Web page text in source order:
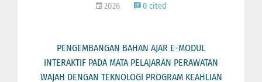
2026
0 cited
PENGEMBANGAN BAHAN AJAR E-MODUL
INTERAKTIF PADA MATA PELAJARAN PERAWATAN
WAJAH DENGAN TEKNOLOGI PROGRAM KEAHLIAN